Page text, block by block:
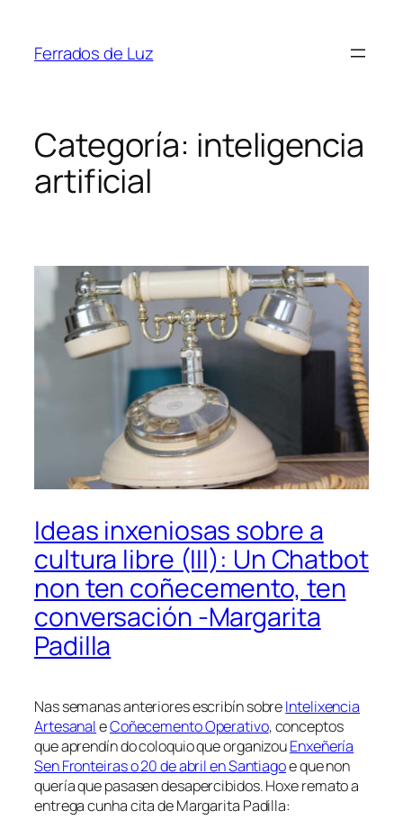
contido
Ferrados de Luz
Categoría: inteligencia
artificial
Ideas inxeniosas sobre a
cultura libre (III): Un Chatbot
non ten coñecemento, ten
conversación -Margarita
Padilla
Nas semanas anteriores escribín sobreIntelixencia
ArtesanaleCoñecemento Operativo, conceptos
que aprendín do coloquio que organizouEnxeñería
Sen Fronteiras o 20 de abril en Santiagoe que non
quería que pasasen desapercibidos. Hoxe remato a
entrega cunha cita de Margarita Padilla: